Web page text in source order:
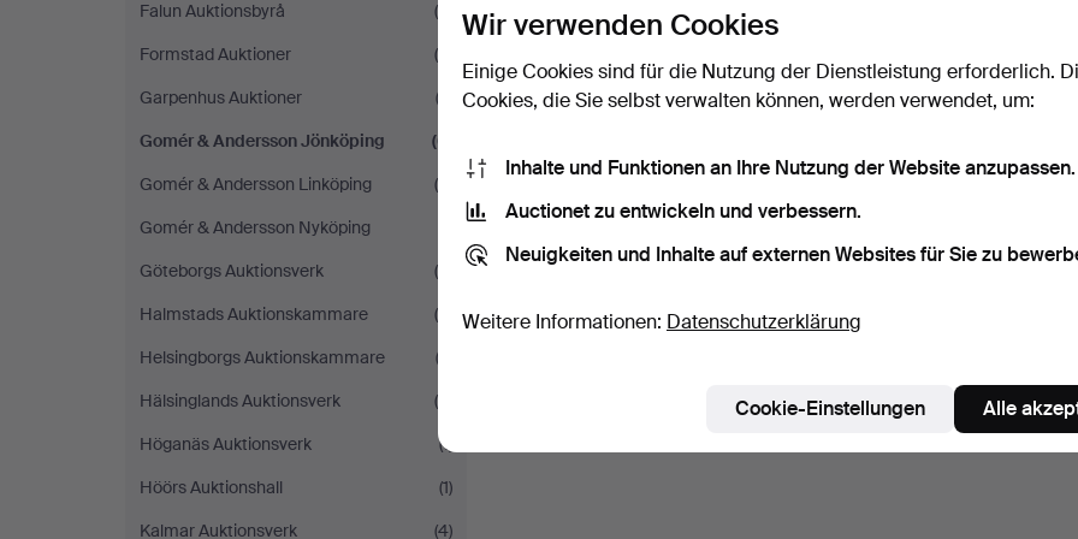
Falun Auktionsbyrå
(4)
Formstad Auktioner
(4)
Garpenhus Auktioner
(3)
Gomér & Andersson Jönköping
(6)
Gomér & Andersson Linköping
(4)
Gomér & Andersson Nyköping
Göteborgs Auktionsverk
(9)
Halmstads Auktionskammare
(4)
Helsingborgs Auktionskammare
(3)
Hälsinglands Auktionsverk
(6)
Höganäs Auktionsverk
(1)
Höörs Auktionshall
(1)
Kalmar Auktionsverk
(4)
Wir verwenden Cookies
Einige Cookies sind für die Nutzung der Dienstleistung erforderlich.
Cookies, die Sie selbst verwalten können, werden verwendet, um:
Inhalte und Funktionen an Ihre Nutzung der Website anzupassen.
Auctionet zu entwickeln und verbessern.
Neuigkeiten und Inhalte auf externen Websites für Sie zu
Weitere Informationen: Datenschutzerklärung
Cookie-Einstellungen Alle